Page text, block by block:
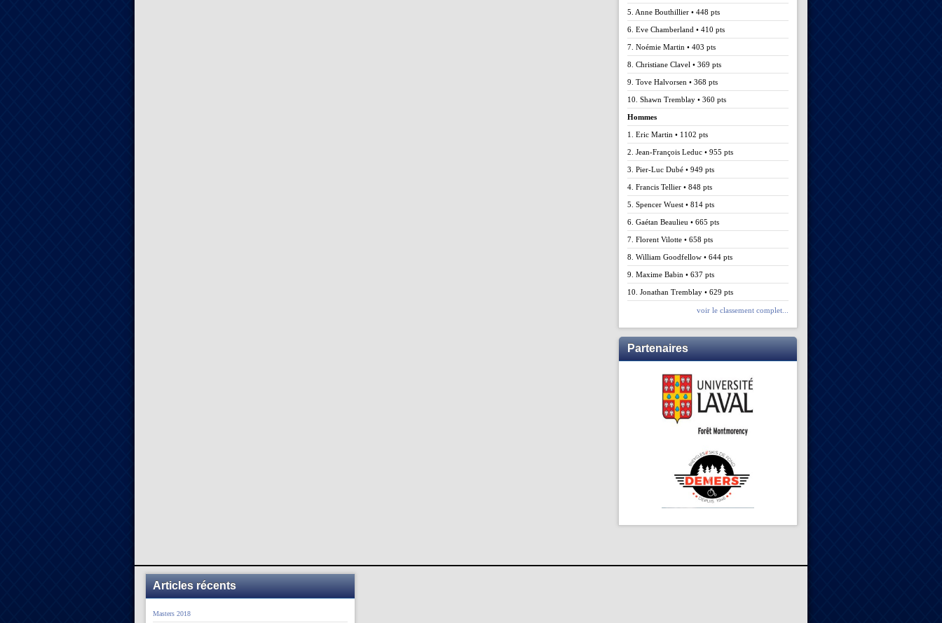
5. Anne Bouthillier • 448 pts
6. Eve Chamberland • 410 pts
7. Noémie Martin • 403 pts
8. Christiane Clavel • 369 pts
9. Tove Halvorsen • 368 pts
10. Shawn Tremblay • 360 pts
Hommes
1. Eric Martin • 1102 pts
2. Jean-François Leduc • 955 pts
3. Pier-Luc Dubé • 949 pts
4. Francis Tellier • 848 pts
5. Spencer Wuest • 814 pts
6. Gaétan Beaulieu • 665 pts
7. Florent Vilotte • 658 pts
8. William Goodfellow • 644 pts
9. Maxime Babin • 637 pts
10. Jonathan Tremblay • 629 pts
voir le classement complet...
Partenaires
Articles récents
Masters 2018